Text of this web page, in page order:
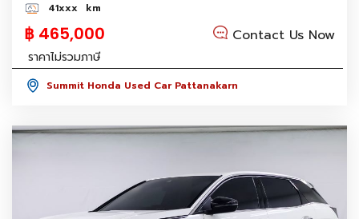
41xxx km
฿ 465,000 Contact Us Now
ราคาไม่รวมภาษี
Summit Honda Used Car Pattanakarn